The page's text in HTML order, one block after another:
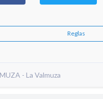
Reglas
- La Valmuza